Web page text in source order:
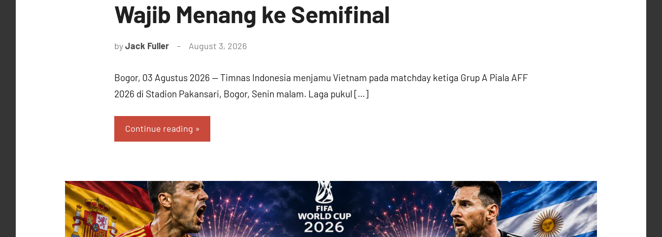
Wajib Menang ke Semifinal
byJack Fuller August 3, 2026
Bogor, 03 Agustus 2026 — Timnas Indonesia menjamu Vietnam pada matchday ketiga Grup A Piala AFF
2026 di Stadion Pakansari, Bogor, Senin malam. Laga pukul […]
Continue reading